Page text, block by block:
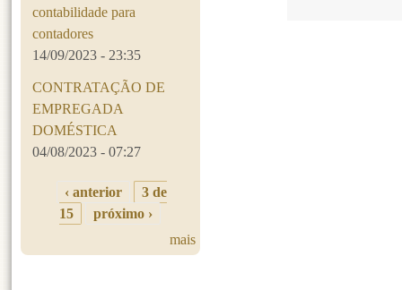
contabilidade para
contadores
14/09/2023 - 23:35
CONTRATAÇÃO DE
EMPREGADA
DOMÉSTICA
04/08/2023 - 07:27
‹ anterior
3 de
15
próximo ›
mais